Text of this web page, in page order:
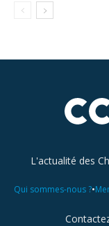
L'actualité des
Qui sommes-nous ?•